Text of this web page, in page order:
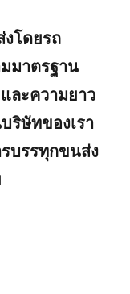
โดยรถ
มาตรฐาน
ละความยาว
ริษัทของเรา
รบรรทุกขนส่ง